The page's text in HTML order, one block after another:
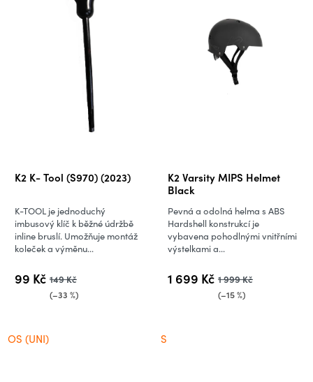
K2 K- Tool (S970) (2023)
99 Kč 149 Kč
(–33 %)
K-TOOL je jednoduchý
imbusový klíč k běžné údržbě
inline bruslí. Umožňuje montáž
koleček a výměnu...
OS (UNI)
K2 Varsity MIPS Helmet
Black
1 699 Kč 1 999 Kč
(–15 %)
Pevná a odolná helma s ABS
Hardshell konstrukcí je
vybavena pohodlnými vnitřními
výstelkami a...
S